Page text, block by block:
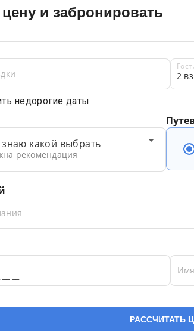
цену и забронировать
недорогие даты
2
какой выбрать
рекомендация
Имя